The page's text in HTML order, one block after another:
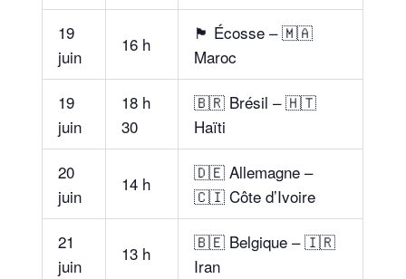
19
juin
16 h
🏴 Écosse – 🇲🇦
Maroc
19
juin
18 h
30
🇧🇷 Brésil – 🇭🇹
Haïti
20
juin
14 h
🇩🇪 Allemagne –
🇨🇮 Côte d’Ivoire
21
juin
13 h
🇧🇪 Belgique – 🇮🇷
Iran